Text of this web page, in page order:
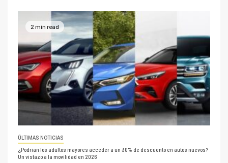
2 min read
ÚLTIMAS NOTICIAS
¿Podrían los adultos mayores acceder a un 30% de descuento en autos nuevos?
Un vistazo a la movilidad en 2026